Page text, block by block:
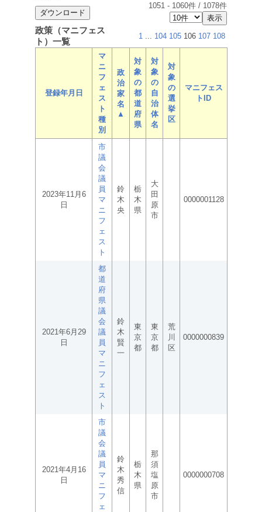
1051 - 1060件 / 1078件
政策（マニフェス
ト）一覧
1 ... 104 105 106 107 108
登録年月日
マ
ニ
フ
ェ
ス
ト
種
別
政
治
家
名
▲
対
象
の
都
道
府
県
対
象
の
自
治
体
名
対
象
の
選
挙
区
マニフェス
トID
2023年11月6
日
市
議
会
議
員
マ
ニ
フ
ェ
ス
ト
鈴
木
央
栃
木
県
大
田
原
市
0000001128
2021年6月29
日
都
道
府
県
議
会
議
員
マ
ニ
フ
ェ
ス
ト
鈴
木
賢
一
東
京
都
東
京
都
荒
川
区
0000000839
2021年4月16
日
市
議
会
議
員
マ
ニ
フ
ェ
鈴
木
秀
信
栃
木
県
那
須
塩
原
市
0000000708